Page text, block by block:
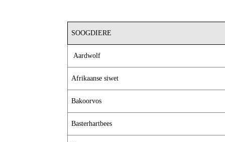
SOOGDIERE
Aardwolf
Afrikaanse siwet
Bakoorvos
Basterhartbees